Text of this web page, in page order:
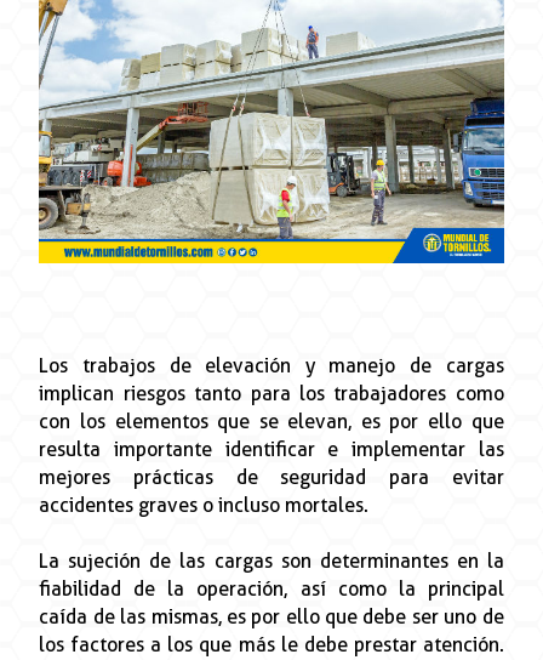
Los trabajos de elevación y manejo de cargas
implican riesgos tanto para los trabajadores como
con los elementos que se elevan, es por ello que
resulta importante identificar e implementar las
mejores prácticas de seguridad para evitar
accidentes graves o incluso mortales.
La sujeción de las cargas son determinantes en la
fiabilidad de la operación, así como la principal
caída de las mismas, es por ello que debe ser uno de
los factores a los que más le debe prestar atención.